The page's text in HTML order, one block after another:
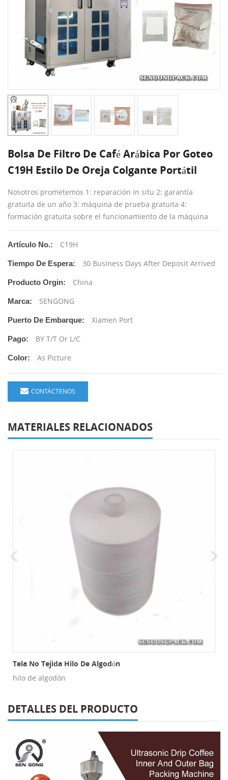
Bolsa De Filtro De Café Arábica Por Goteo
C19H Estilo De Oreja Colgante Portátil
Nosotros prometemos 1: reparación in situ 2: garantía
gratuita de un año 3: máquina de prueba gratuita 4:
formación gratuita sobre el funcionamiento de la máquina
Artículo No.: C19H
Tiempo De Espera: 30 Business Days After Deposit Arrived
Producto Orgin: China
Marca: SENGONG
Puerto De Embarque: Xiamen Port
Pago: BY T/T Or L/C
Color: As Picture
CONTÁCTENOS
MATERIALES RELACIONADOS
Tela No Tejida Hilo De Algodón
hilo de algodón
DETALLES DEL PRODUCTO